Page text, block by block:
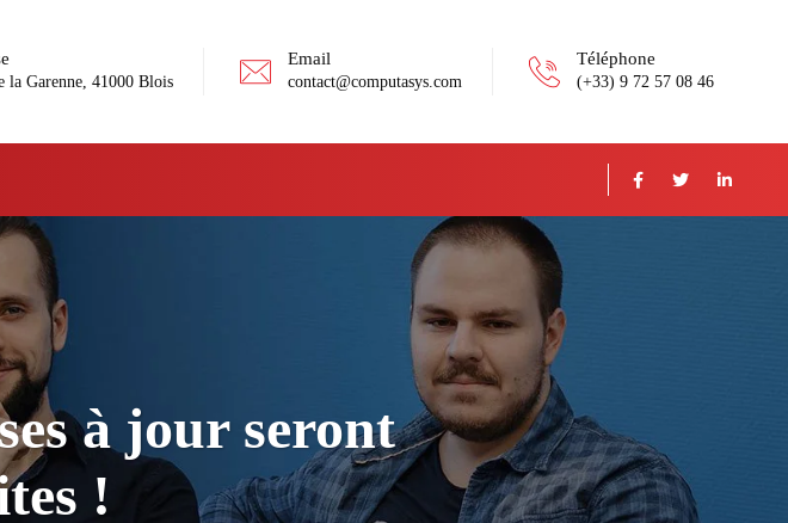
la Garenne, 41000 Blois
Email
contact@computasys.com
Téléphone
(+33) 9 72 57 08 46
à jour seront
!